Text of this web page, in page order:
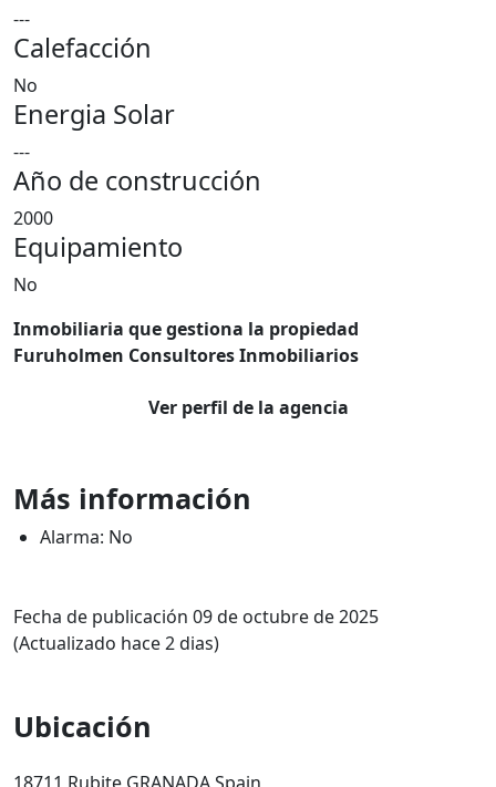
---
Calefacción
No
Energia Solar
---
Año de construcción
2000
Equipamiento
No
Inmobiliaria que gestiona la propiedad
Furuholmen Consultores Inmobiliarios
Ver perfil de la agencia
Más información
Alarma: No
Fecha de publicación 09 de octubre de 2025
(Actualizado hace 2 dias)
Ubicación